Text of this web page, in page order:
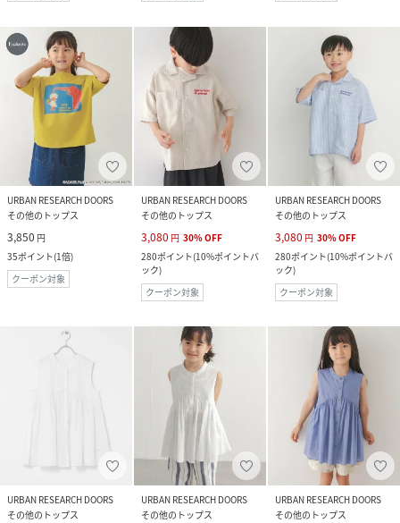
URBAN RESEARCH DOORS
その他のトップス
3,850 円
35ポイント(1倍)
クーポン対象
URBAN RESEARCH DOORS
その他のトップス
3,080 円 30%OFF
280ポイント(10%ポイントバ
ック)
クーポン対象
URBAN RESEARCH DOORS
その他のトップス
3,080 円 30%OFF
280ポイント(10%ポイントバ
ック)
クーポン対象
URBAN RESEARCH DOORS
その他のトップス
URBAN RESEARCH DOORS
その他のトップス
URBAN RESEARCH DOORS
その他のトップス